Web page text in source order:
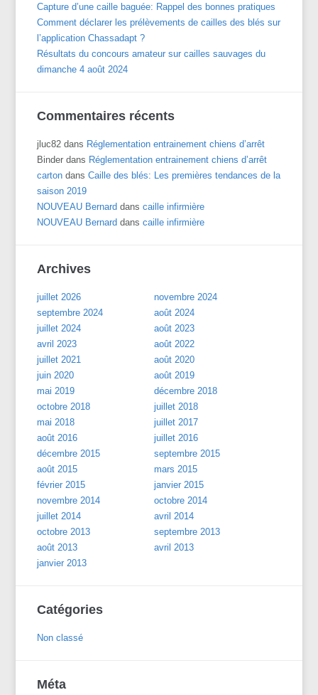
Capture d’une caille baguée: Rappel des bonnes pratiques
Comment déclarer les prélèvements de cailles des blés sur
l’application Chassadapt ?
Résultats du concours amateur sur cailles sauvages du
dimanche 4 août 2024
Commentaires récents
jluc82 dans Réglementation entrainement chiens d’arrêt
Binder dans Réglementation entrainement chiens d’arrêt
carton dansCaille des blés: Les premières tendances de la
saison 2019
NOUVEAU Bernard danscaille infirmière
NOUVEAU Bernard danscaille infirmière
Archives
juillet 2026
novembre 2024
septembre 2024
août 2024
juillet 2024
août 2023
avril 2023
août 2022
juillet 2021
août 2020
juin 2020
août 2019
mai 2019
décembre 2018
octobre 2018
juillet 2018
mai 2018
juillet 2017
août 2016
juillet 2016
décembre 2015
septembre 2015
août 2015
mars 2015
février 2015
janvier 2015
novembre 2014
octobre 2014
juillet 2014
avril 2014
octobre 2013
septembre 2013
août 2013
avril 2013
janvier 2013
Catégories
Non classé
Méta